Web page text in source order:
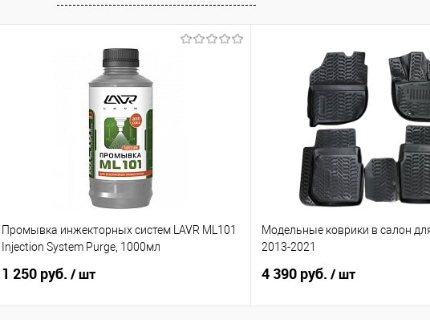
Промывка инжекторных систем LAVR ML101
Injection System Purge, 1000мл
1 250 руб. / шт
Модельные коврики в салон
2013-2021
4 390 руб. / шт